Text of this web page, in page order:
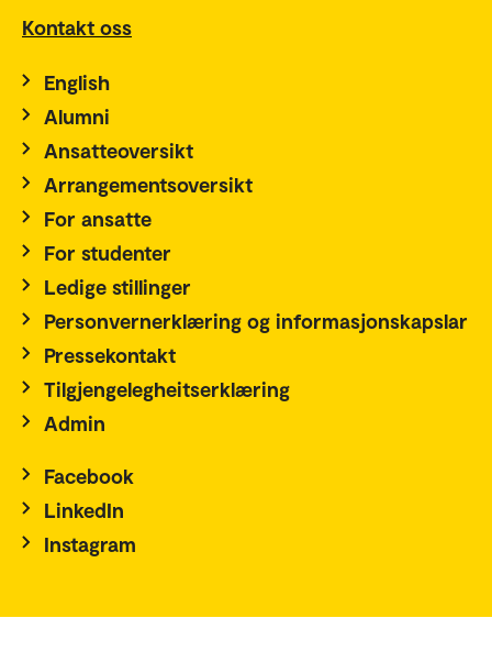
Kontakt oss
English
Alumni
Ansatteoversikt
Arrangementsoversikt
For ansatte
For studenter
Ledige stillinger
Personvernerklæring og informasjonskapslar
Pressekontakt
Tilgjengelegheitserklæring
Admin
Facebook
LinkedIn
Instagram